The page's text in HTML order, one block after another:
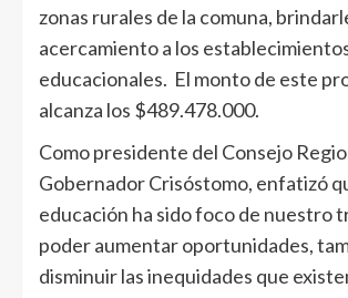
zonas rurales de la comuna,
acercamiento a los
educacionales. El monto de este
alcanza los $489.478.000.
Como presidente del Consejo
Gobernador Crisóstomo, enfatizó
educación ha sido foco de nuestro
poder aumentar oportunidades,
disminuir las inequidades que